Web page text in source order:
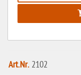
ohne Soja
Art.Nr. 2102